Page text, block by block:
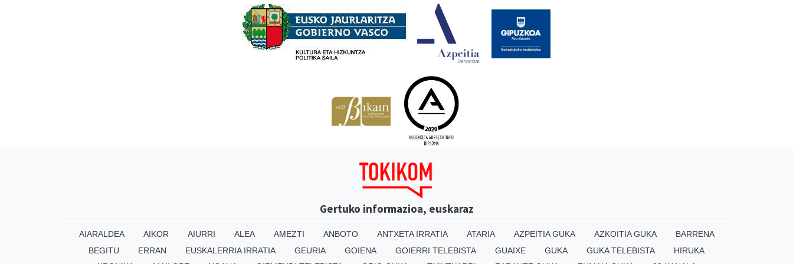
Gertuko informazioa, euskaraz
AIARALDEA AIKOR AIURRI ALEA AMEZTI ANBOTO ANTXETA IRRATIA ATARIA AZPEITIA GUKA AZKOITIA GUKA
BARRENA
BEGITU
ERRAN EUSKALERRIA IRRATIA GEURIA GOIENA GOIERRI TELEBISTA GUAIXE GUKA GUKA TELEBISTA
HIRUKA